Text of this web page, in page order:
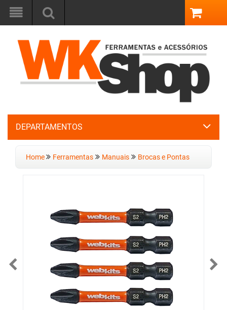
DEPARTAMENTOS
Home Ferramentas Manuais Brocas e Pontas